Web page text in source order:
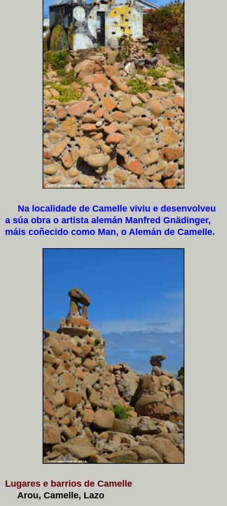
Na localidade de Camelle viviu e desenvolveu
a súa obra o artista alemán Manfred Gnädinger,
máis coñecido como Man, o Alemán de Camelle.
Lugares e barrios de Camelle
Arou, Camelle, Lazo